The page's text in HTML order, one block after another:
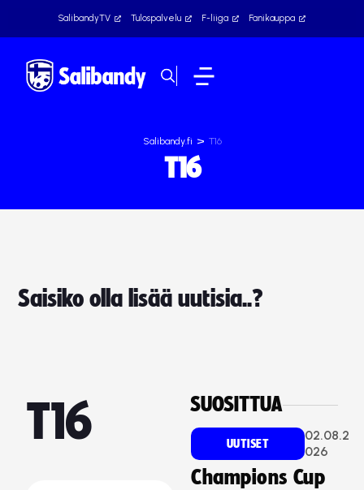
SalibandyTV Tulospalvelu F-liiga Fanikauppa
Salibandy.fi > T16
T16
Saisiko olla lisää uutisia..?
T16 SUOSITTUA
UUTISET
02.08.2
026
Champions Cup